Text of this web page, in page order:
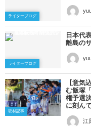
ライターブログ
ライターブログ
日本代
離島の
取材記事
【意気
む飯塚
権予選
に刻ん
江